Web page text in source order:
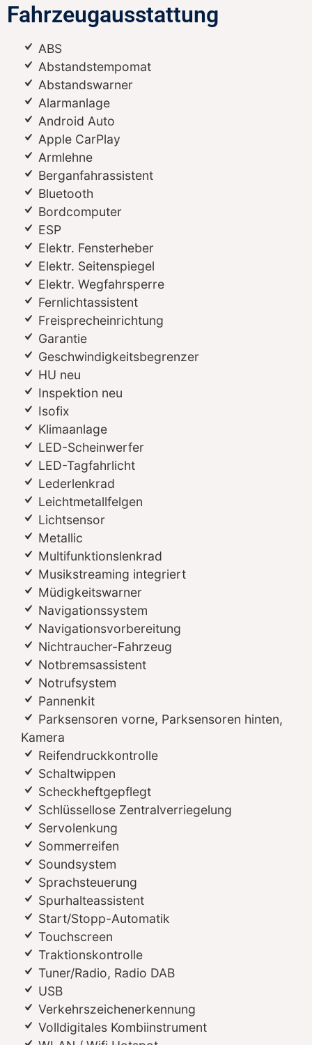
Fahrzeugausstattung
ABS
Abstandstempomat
Abstandswarner
Alarmanlage
Android Auto
Apple CarPlay
Armlehne
Berganfahrassistent
Bluetooth
Bordcomputer
ESP
Elektr. Fensterheber
Elektr. Seitenspiegel
Elektr. Wegfahrsperre
Fernlichtassistent
Freisprecheinrichtung
Garantie
Geschwindigkeitsbegrenzer
HU neu
Inspektion neu
Isofix
Klimaanlage
LED-Scheinwerfer
LED-Tagfahrlicht
Lederlenkrad
Leichtmetallfelgen
Lichtsensor
Metallic
Multifunktionslenkrad
Musikstreaming integriert
Müdigkeitswarner
Navigationssystem
Navigationsvorbereitung
Nichtraucher-Fahrzeug
Notbremsassistent
Notrufsystem
Pannenkit
Parksensoren vorne, Parksensoren hinten,
Kamera
Reifendruckkontrolle
Schaltwippen
Scheckheftgepflegt
Schlüssellose Zentralverriegelung
Servolenkung
Sommerreifen
Soundsystem
Sprachsteuerung
Spurhalteassistent
Start/Stopp-Automatik
Touchscreen
Traktionskontrolle
Tuner/Radio, Radio DAB
USB
Verkehrszeichenerkennung
Volldigitales Kombiinstrument